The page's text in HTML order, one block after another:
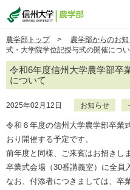
農学部トップ> 農学部からのお
式・大学院学位記授与式の開催につ
令和6年度信州大学農学部卒
について
2025年02月12日 お知らせ
令和６年度の信州大学農学部卒業
おり開催する予定です。
前年度と同様、ご来賓はお招きし
卒業式会場（30番講義室）に全員
なお、付添者につきましては、卒